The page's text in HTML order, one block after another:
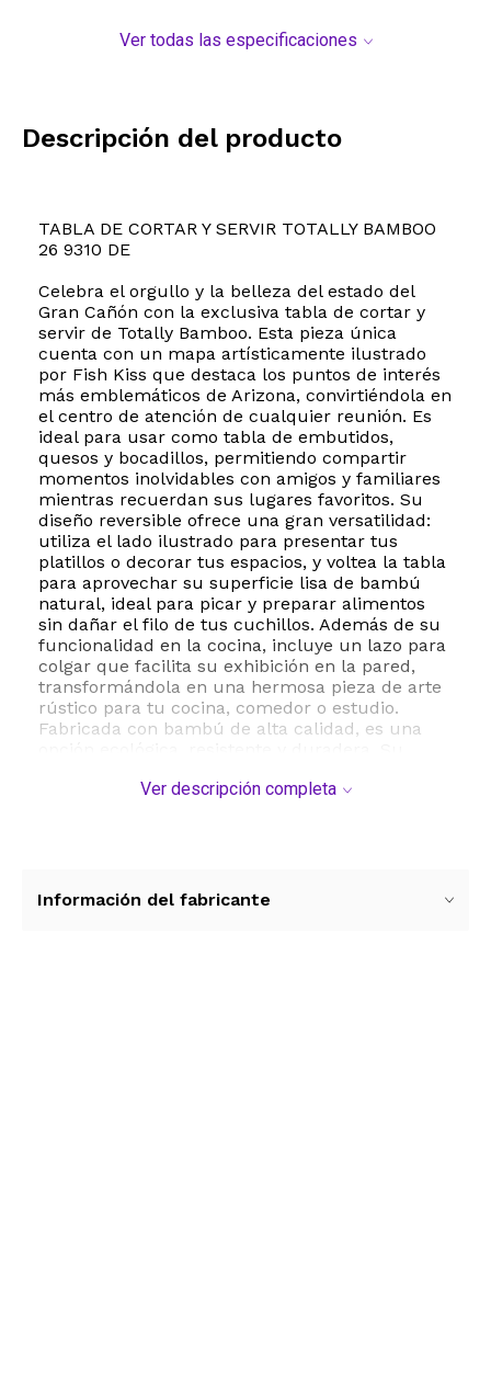
Ver todas las especificaciones
Descripción del producto
TABLA DE CORTAR Y SERVIR TOTALLY BAMBOO
26 9310 DE
Celebra el orgullo y la belleza del estado del
Gran Cañón con la exclusiva tabla de cortar y
servir de Totally Bamboo. Esta pieza única
cuenta con un mapa artísticamente ilustrado
por Fish Kiss que destaca los puntos de interés
más emblemáticos de Arizona, convirtiéndola en
el centro de atención de cualquier reunión. Es
ideal para usar como tabla de embutidos,
quesos y bocadillos, permitiendo compartir
momentos inolvidables con amigos y familiares
mientras recuerdan sus lugares favoritos. Su
diseño reversible ofrece una gran versatilidad:
utiliza el lado ilustrado para presentar tus
platillos o decorar tus espacios, y voltea la tabla
para aprovechar su superficie lisa de bambú
natural, ideal para picar y preparar alimentos
sin dañar el filo de tus cuchillos. Además de su
funcionalidad en la cocina, incluye un lazo para
colgar que facilita su exhibición en la pared,
transformándola en una hermosa pieza de arte
rústico para tu cocina, comedor o estudio.
Fabricada con bambú de alta calidad, es una
requiriendo únicamente lavado a mano. Es el
ESTE PRODUCTO VIENE DE USA DENTRO DEL
Ver descripción completa
Información del fabricante